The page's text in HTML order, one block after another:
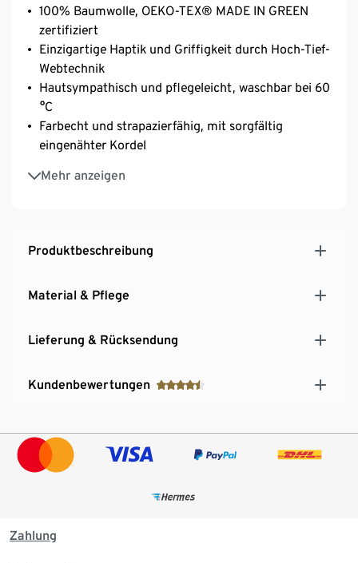
100% Baumwolle, OEKO-TEX® MADE IN GREEN
zertifiziert
Einzigartige Haptik und Griffigkeit durch Hoch-Tief-
Webtechnik
Hautsympathisch und pflegeleicht, waschbar bei 60
°C
Farbecht und strapazierfähig, mit sorgfältig
eingenähter Kordel
Mehr anzeigen
Unglaublich weich und gleichzeitig saugstark
Langlebiges Frottierset in berühmter SCHIESSER
Produktbeschreibung
Material & Pflege
Lieferung & Rücksendung
Kundenbewertungen
Zahlung